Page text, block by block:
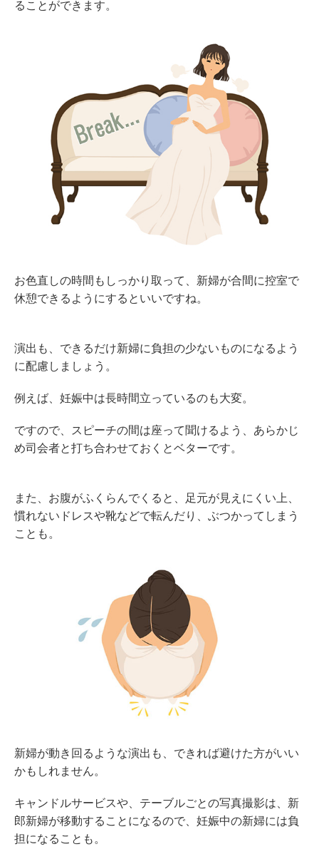
ることができます。
お色直しの時間もしっかり取って、新婦が合間に控室で
休憩できるようにするといいですね。
演出も、できるだけ新婦に負担の少ないものになるよう
に配慮しましょう。
例えば、妊娠中は長時間立っているのも大変。
ですので、スピーチの間は座って聞けるよう、あらかじ
め司会者と打ち合わせておくとベターです。
また、お腹がふくらんでくると、足元が見えにくい上、
慣れないドレスや靴などで転んだり、ぶつかってしまう
ことも。
新婦が動き回るような演出も、できれば避けた方がいい
かもしれません。
キャンドルサービスや、テーブルごとの写真撮影は、新
郎新婦が移動することになるので、妊娠中の新婦には負
担になることも。